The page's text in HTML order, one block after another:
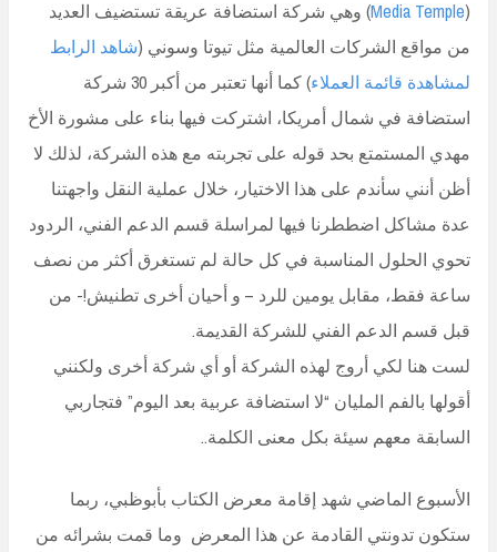
(
Media Temple) وهي شركة استضافة عريقة تستضيف العديد
من مواقع الشركات العالمية مثل تيوتا وسوني (شاهد الرابط
لمشاهدة قائمة العملاء
) كما أنها تعتبر من أكبر 30 شركة
استضافة في شمال أمريكا، اشتركت فيها بناء على مشورة الأخ
مهدي المستمتع بحد قوله على تجربته مع هذه الشركة، لذلك لا
أظن أنني سأندم على هذا الاختيار، خلال عملية النقل واجهتنا
عدة مشاكل اضططرنا فيها لمراسلة قسم الدعم الفني، الردود
تحوي الحلول المناسبة في كل حالة لم تستغرق أكثر من نصف
ساعة فقط، مقابل يومين للرد – و أحيان أخرى تطنيش!- من
قبل قسم الدعم الفني للشركة القديمة.
لست هنا لكي أروج لهذه الشركة أو أي شركة أخرى ولكنني
أقولها بالفم المليان “لا استضافة عربية بعد اليوم” فتجاربي
السابقة معهم سيئة بكل معنى الكلمة..
الأسبوع الماضي شهد إقامة معرض الكتاب بأبوظبي، ربما
ستكون تدونتي القادمة عن هذا المعرض وما قمت بشرائه من